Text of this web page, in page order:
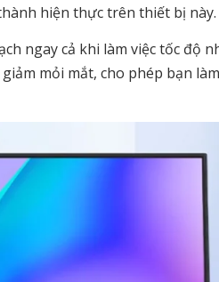
hiện thực trên thiết bị này.
ngay cả khi làm việc tốc độ
mỏi mắt, cho phép bạn